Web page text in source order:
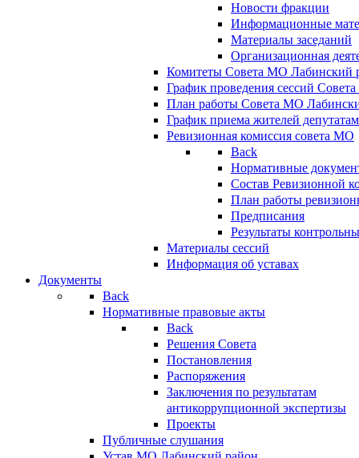
Новости фракции
Информационные
Материалы заседаний
Организационная
Комитеты Совета МО Лабинский
График проведения сессий
План работы Совета МО
График приема жителей
Ревизионная комиссия совета МО
Back
Нормативные
Состав Ревизионной
План работы
Предписания
Результаты
Материалы сессий
Информация об уставах
Документы
Back
Нормативные правовые акты
Back
Решения Совета
Постановления
Распоряжения
Заключения по результатам
антикоррупционной экспертизы
Проекты
Публичные слушания